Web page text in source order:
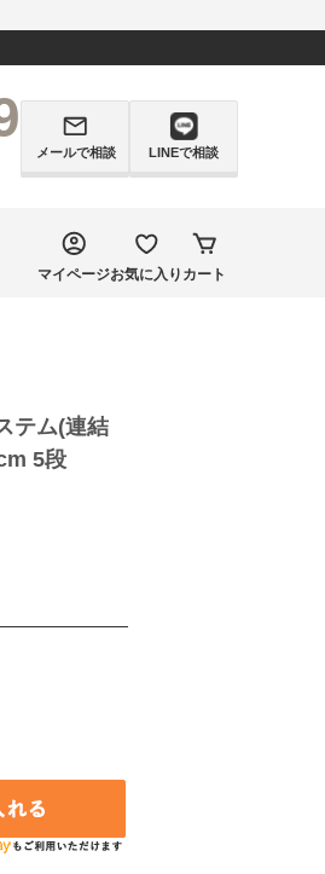
メールで相談 LINEで相談
マイページお気に入り カート
テム(連結
5段